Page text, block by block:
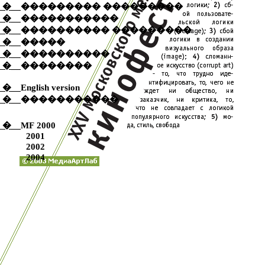
� ��������� ���������
� �����������
� ���������� ���������
� �����
� ����������
� ��������
� English version
� �����������
� MF 2000
2001
2002
2004